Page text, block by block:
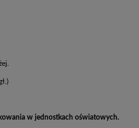
w jednostkach oświatowych.